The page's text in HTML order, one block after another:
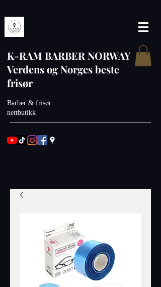
K-RAM BARBER NORWAY
Verdens og Norges beste
frisør
Barber & frisør
nettbutikk